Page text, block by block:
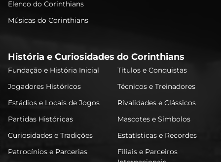
Elenco do Corinthians
Músicas do Corinthians
História e Curiosidades do Corinthians
Fundação e História Inicial
Títulos e Conquistas
Jogadores Históricos
Técnicos e Treinadores
Estádios e Locais de Jogos
Rivalidades e Clássicos
Partidas Históricas
Mascotes e Símbolos
Curiosidades e Tradições
Estatísticas e Recordes
Patrocínios e Parcerias
Filiais e Parceiros